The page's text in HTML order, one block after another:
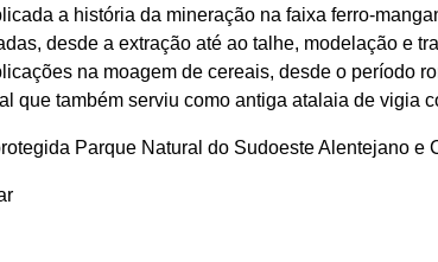
a história da mineração na faixa ferro-
desde a extração até ao talhe, modelação e
na moagem de cereais, desde o período
que também serviu como antiga atalaia de vigia
Parque Natural do Sudoeste Alentejano e